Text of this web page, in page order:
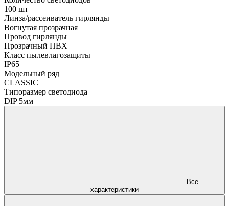
100 шт
Линза/рассеиватель гирлянды
Вогнутая прозрачная
Провод гирлянды
Прозрачный ПВХ
Класс пылевлагозащиты
IP65
Модельный ряд
CLASSIC
Типоразмер светодиода
DIP 5мм
характеристики